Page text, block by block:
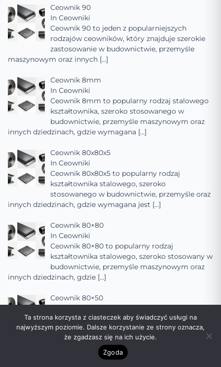
Ceownik 90
In Ceowniki
Ceownik 90 to jeden z popularniejszych
rodzajów ceowników, który znajduje szerokie
zastosowanie w budownictwie, przemyśle
maszynowym oraz innych […]
Ceownik 8mm
In Ceowniki
Ceownik 8mm to popularny rodzaj stalowego
kształtownika, szeroko stosowanego w
budownictwie, przemyśle maszynowym oraz
innych dziedzinach, gdzie wymagana […]
Ceownik 80x80x5
In Ceowniki
Ceownik 80x80x5 to popularny rodzaj
kształtownika stalowego, szeroko
stosowanego w budownictwie, przemyśle oraz
innych dziedzinach, gdzie wymagana jest […]
Ceownik 80×80
In Ceowniki
Ceownik 80×80 to popularny rodzaj
kształtownika stalowego, szeroko stosowany w
budownictwie, przemyśle maszynowym oraz
innych dziedzinach, gdzie […]
Ceownik 80×50
Ceownik 80×50 to popularny profil stalowy,
szeroko stosowany w budownictwie,
przemyśle maszynowym oraz innych
dziedzinach, gdzie wymagana jest[…]
Ta strona korzysta z ciasteczek aby świadczyć usługi na
najwyższym poziomie. Dalsze korzystanie ze strony oznacza,
że zgadzasz się na ich użycie.
Zgoda